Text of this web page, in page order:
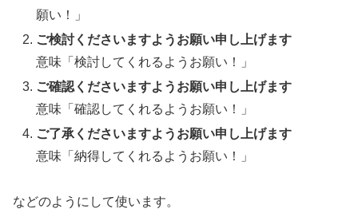
願い！」
ご検討くださいますようお願い申し上げます
意味「検討してくれるようお願い！」
ご確認くださいますようお願い申し上げます
意味「確認してくれるようお願い！」
ご了承くださいますようお願い申し上げます
意味「納得してくれるようお願い！」
などのようにして使います。